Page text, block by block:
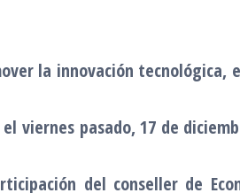
la innovación
viernes pasado, 17 de
del conseller de